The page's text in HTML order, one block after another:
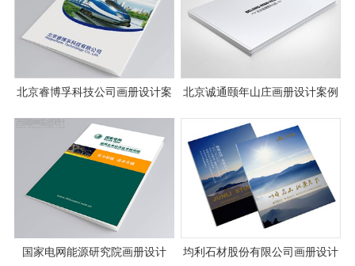
北京睿博孚科技公司画册设计案
北京诚通颐年山庄画册设计案例
国家电网能源研究院画册设计
均利石材股份有限公司画册设计